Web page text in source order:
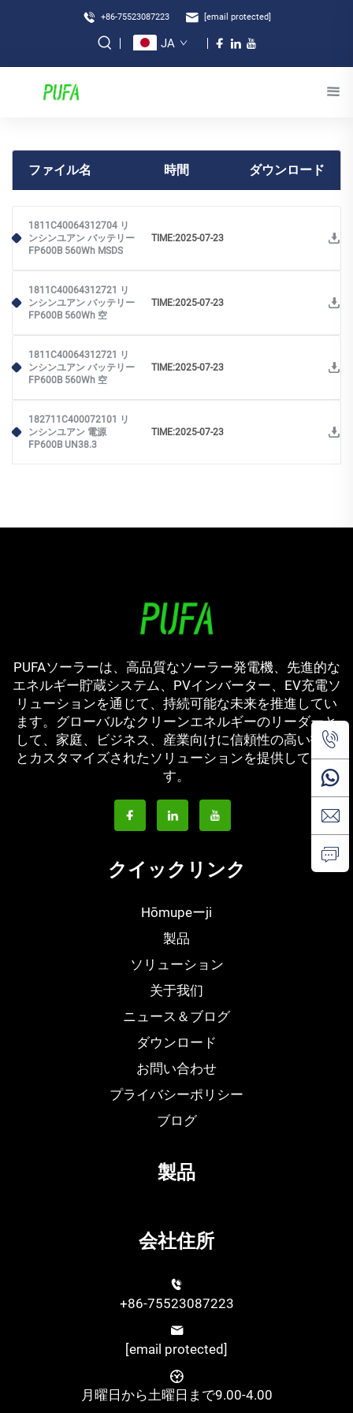
+86-75523087223 [email protected]
JA
ファイル名 時間 ダウンロード
1811C40064312704 リ
ンシンユアン バッテリー
FP600B 560Wh MSDS
TIME:2025-07-23
1811C40064312721 リ
ンシンユアン バッテリー
FP600B 560Wh 空
TIME:2025-07-23
1811C40064312721 リ
ンシンユアン バッテリー
FP600B 560Wh 空
TIME:2025-07-23
182711C400072101 リ
ンシンユアン 電源
FP600B UN38.3
TIME:2025-07-23
PUFAソーラーは、高品質なソーラー発電機、先進的な
エネルギー貯蔵システム、PVインバーター、EV充電ソ
リューションを通じて、持続可能な未来を推進してい
ます。グローバルなクリーンエネルギーのリーダーと
して、家庭、ビジネス、産業向けに信頼性の高い技術
とカスタマイズされたソリューションを提供していま
す。
クイックリンク
Hōmupeーji
製品
ソリューション
关于我们
ニュース＆ブログ
ダウンロード
お問い合わせ
プライバシーポリシー
ブログ
製品
会社住所
+86-75523087223
[email protected]
月曜日から土曜日まで9.00-4.00